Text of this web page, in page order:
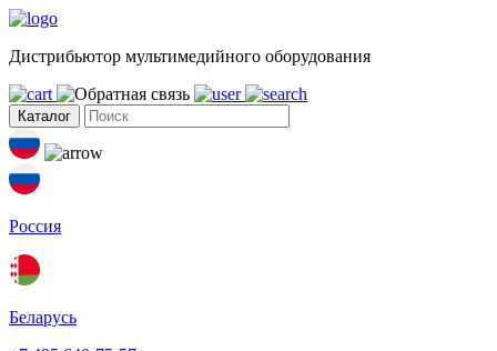
Дистрибьютор мультимедийного оборудования
Каталог
Россия
Беларусь